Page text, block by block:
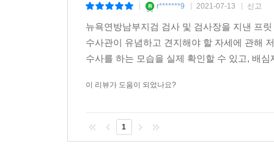
현실보다는 추상적 이론을 부당하게 앞세울 때
이를 추구하고 느끼는 것은 현실의 인간들이다.
단지 도구에 지나지 않아서 인간의 손길을 타
존경하도록 강제하지 못한다. 증오를 없애거나
몫이다. 결국 정의를 바로 세우는 것은 인간이다
‘법치지배’ ‘적법절차’ ‘무죄추정’과 같은 사법
r*******9 2021-07-13 신고
뉴욕연방남부지검 검사 및 검사장을 지낸 프
수사관이 유념하고 견지해야 할 자세에 관해
수사를 하는 모습을 실제 확인할 수 있고, 배
이 리뷰가 도움이 되었나요?
1